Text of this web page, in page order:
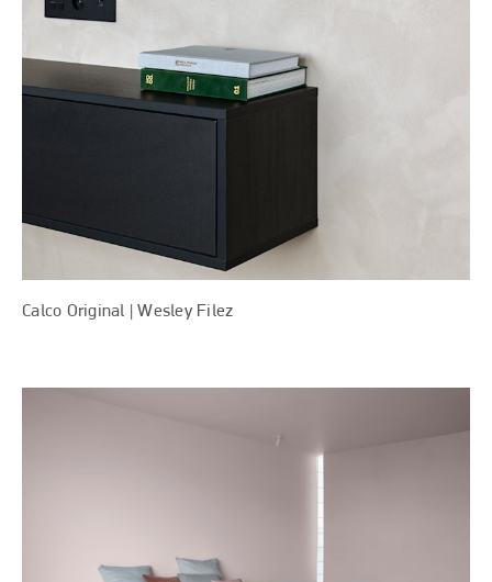
Calco Original | Wesley Filez